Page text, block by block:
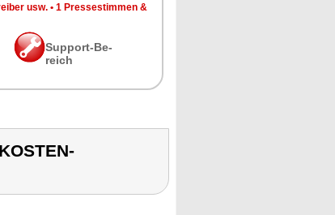
usw. • 1 Pres­se­stim­men &
Sup­port-Be­
reich